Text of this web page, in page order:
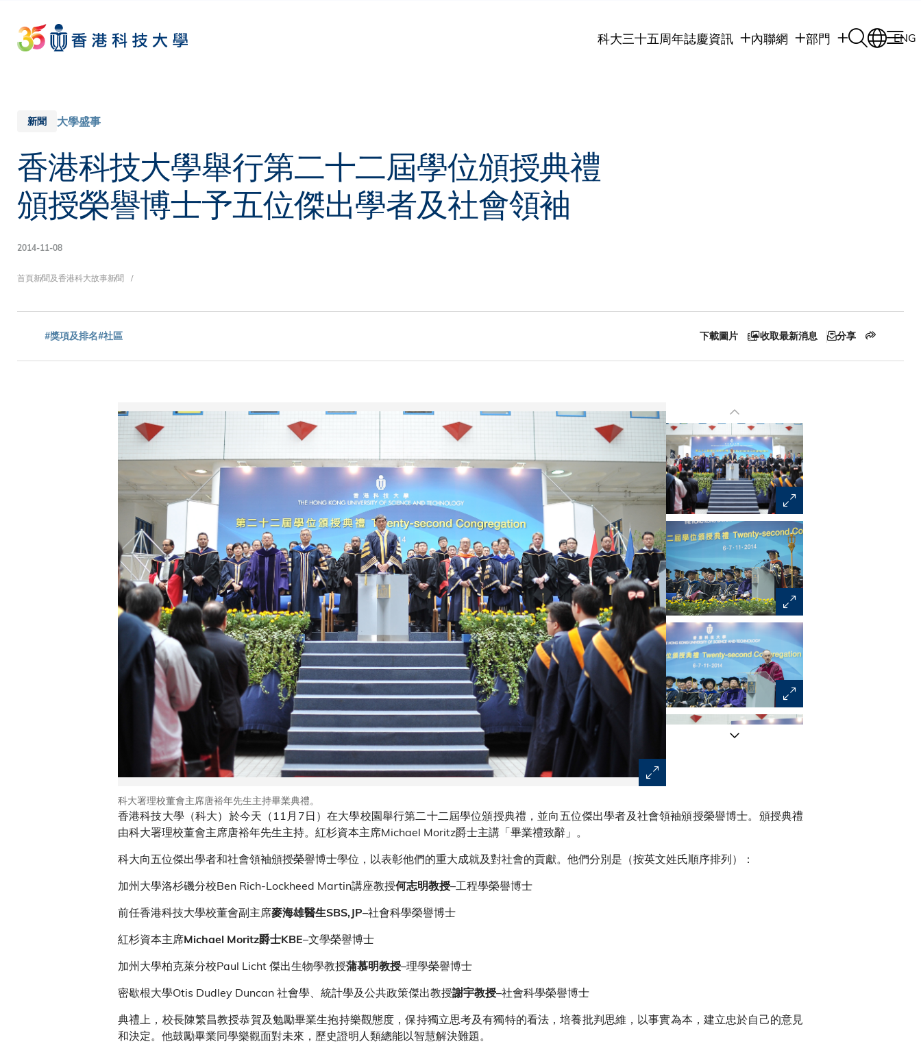
main
content
科大三十五周年誌慶資訊 內聯網 部門 ENG
新聞 大學盛事
香港科技大學舉行第二十二屆學位頒授典禮
頒授榮譽博士予五位傑出學者及社會領袖
2014-11-08
導
航
首頁新聞及香港科大故事新聞
#獎項及排名#社區 下載圖片 收取最新消息 分享
科大署理校董會主席唐裕年先生主持畢業典禮。
香港科技大學（科大）於今天（11月7日）在大學校園舉行第二十二屆學位頒授典禮，並向五位傑出學者及社會領袖頒授榮譽博士。頒授典禮
由科大署理校董會主席唐裕年先生主持。紅杉資本主席Michael Moritz爵士主講「畢業禮致辭」。
科大向五位傑出學者和社會領袖頒授榮譽博士學位，以表彰他們的重大成就及對社會的貢獻。他們分別是（按英文姓氏順序排列）：
加州大學洛杉磯分校Ben Rich-Lockheed Martin講座教授何志明教授–工程學榮譽博士
前任香港科技大學校董會副主席麥海雄醫生SBS,JP–社會科學榮譽博士
紅杉資本主席Michael Moritz爵士KBE–文學榮譽博士
加州大學柏克萊分校Paul Licht 傑出生物學教授蒲慕明教授–理學榮譽博士
密歇根大學Otis Dudley Duncan 社會學、統計學及公共政策傑出教授謝宇教授–社會科學榮譽博士
典禮上，校長陳繁昌教授恭賀及勉勵畢業生抱持樂觀態度，保持獨立思考及有獨特的看法，培養批判思維，以事實為本，建立忠於自己的意見
和決定。他鼓勵畢業同學樂觀面對未來，歷史證明人類總能以智慧解決難題。